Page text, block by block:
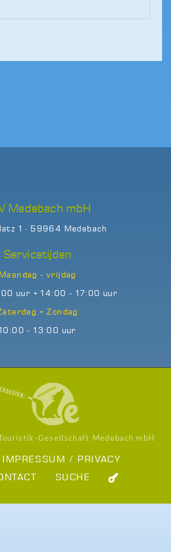
Medebach mbH
1 · 59964 Medebach
Servicetijden
Maandag - vrijdag
uur + 14:00 - 17:00 uur
+ Zondag
- 13:00 uur
Gesellschaft Medebach mbH
IMPRESSUM / PRIVACY
SUCHE